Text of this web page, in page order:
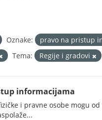
Oznake:
pravo na pristup
Tema: Regije i gradovi
informacijama
i pravne osobe mogu